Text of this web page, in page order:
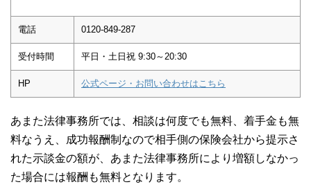
電話 0120-849-287
受付時間 平日・土日祝 9:30～20:30
HP 公式ページ・お問い合わせはこちら
あまた法律事務所では、相談は何度でも無料、着手金も無
料なうえ、成功報酬制なので相手側の保険会社から提示さ
れた示談金の額が、あまた法律事務所により増額しなかっ
た場合には報酬も無料となります。